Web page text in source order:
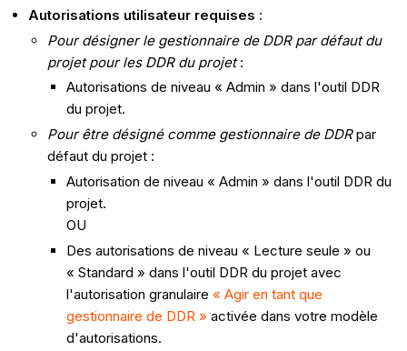
Autorisations utilisateur requises :
Pour désigner le gestionnaire de DDR par défaut du
projet pour les DDR du projet:
Autorisations de niveau « Admin » dans l'outil DDR
du projet.
Pour être désigné comme gestionnaire de DDRpar
défaut du projet :
Autorisation de niveau « Admin » dans l'outil DDR du
projet.
OU
Des autorisations de niveau « Lecture seule » ou
« Standard » dans l'outil DDR du projet avec
l'autorisation granulaire « Agir en tant que
gestionnaire de DDR » activée dans votre modèle
d'autorisations.